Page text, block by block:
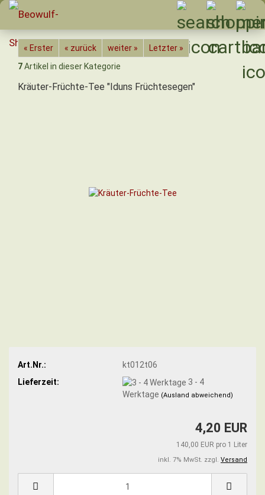
« Erster « zurück weiter »
Letzter »
7Artikel in dieser Kategorie
Kräuter-Früchte-Tee "Iduns Früchtesegen"
Art.Nr.:
kt012t06
Lieferzeit:
3 - 4
Werktage (Ausland abweichend)
4,20 EUR
140,00 EUR pro 1 Liter
inkl. 7% MwSt. zzgl. Versand